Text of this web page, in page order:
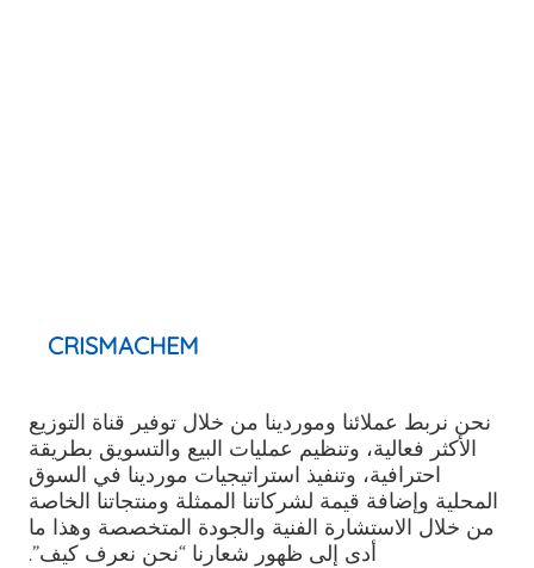
CRISMACHEM
نحن نربط عملائنا وموردينا من خلال توفير قناة التوزيع
الأكثر فعالية، وتنظيم عمليات البيع والتسويق بطريقة
احترافية، وتنفيذ استراتيجيات موردينا في السوق
المحلية وإضافة قيمة لشركاتنا الممثلة ومنتجاتنا الخاصة
من خلال الاستشارة الفنية والجودة المتخصصة وهذا ما
أدى إلى ظهور شعارنا “نحن نعرف كيف”.